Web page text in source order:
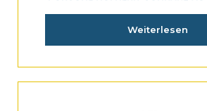
Weiterlesen